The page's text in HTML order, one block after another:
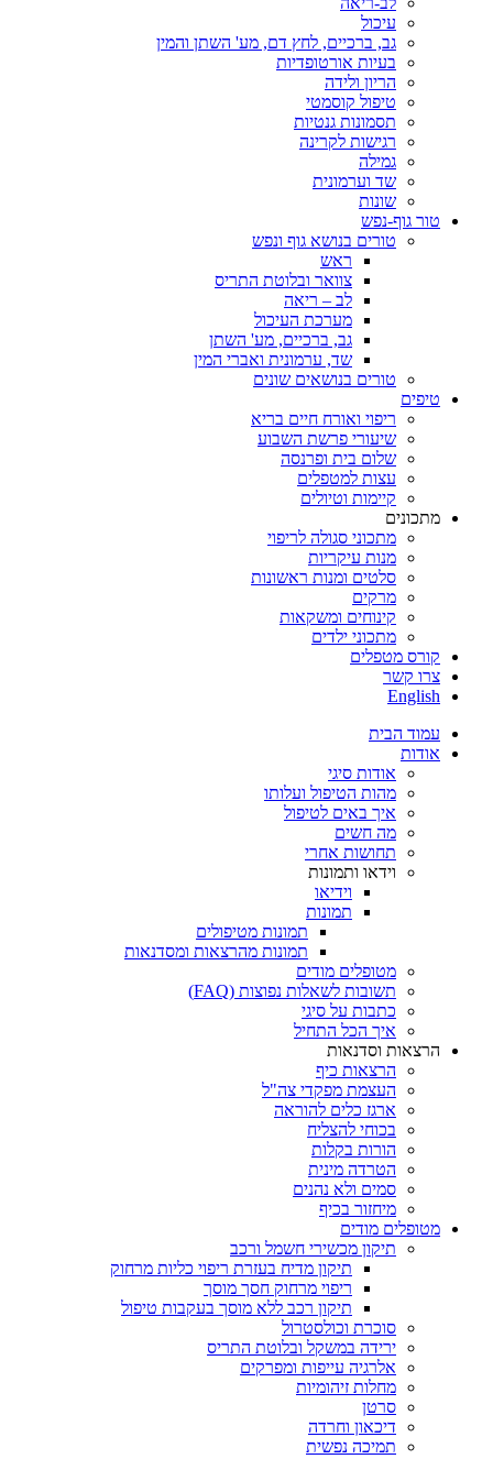
עיכול
גב, ברכיים, לחץ דם, מע' השתן והמין
בעיות אורטופדיות
הריון ולידה
טיפול קוסמטי
תסמונות גנטיות
רגישות לקרינה
גמילה
שד וערמונית
שונות
טור גוף-נפש
טורים בנושא גוף ונפש
ראש
צוואר ובלוטת התריס
לב – ריאה
מערכת העיכול
גב, ברכיים, מע' השתן
שד, ערמונית ואברי המין
טורים בנושאים שונים
טיפים
ריפוי ואורח חיים בריא
שיעורי פרשת השבוע
שלום בית ופרנסה
עצות למטפלים
קיימות וטיולים
מתכונים
מתכוני סגולה לריפוי
מנות עיקריות
סלטים ומנות ראשונות
מרקים
קינוחים ומשקאות
מתכוני ילדים
קורס מטפלים
צרו קשר
English
עמוד הבית
אודות
אודות סיגי
מהות הטיפול ועלותו
איך באים לטיפול
מה חשים
תחושות אחרי
וידאו ותמונות
וידיאו
תמונות
תמונות מטיפולים
תמונות מהרצאות ומסדנאות
מטופלים מודים
תשובות לשאלות נפוצות (FAQ)
כתבות על סיגי
איך הכל התחיל
הרצאות וסדנאות
הרצאות כיף
העצמת מפקדי צה"ל
ארגז כלים להוראה
בכוחי להצליח
הורות בקלות
הטרדה מינית
סמים ולא נהנים
מיחזור בכיף
מטופלים מודים
תיקון מכשירי חשמל ורכב
תיקון מדיח בעזרת ריפוי כליות מרחוק
ריפוי מרחוק חסך מוסך
תיקון רכב ללא מוסך בעקבות טיפול
סוכרת וכולסטרול
ירידה במשקל ובלוטת התריס
אלרגיה עייפות ומפרקים
מחלות זיהומיות
סרטן
דיכאון וחרדה
תמיכה נפשית